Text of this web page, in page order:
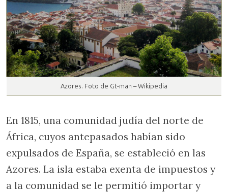
Azores. Foto de Gt-man – Wikipedia
En 1815, una comunidad judía del norte de
África, cuyos antepasados habían sido
expulsados de España, se estableció en las
Azores. La isla estaba exenta de impuestos y
a la comunidad se le permitió importar y